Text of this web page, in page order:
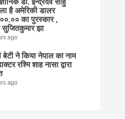
डा. इन्द्रदेव साहु
है अमेरिकी डालर
का पुरस्कार ,
सुजितकुमार झा
ago
ने किया नेपाल का नाम
रश्मि शाह नासा द्वारा
ago